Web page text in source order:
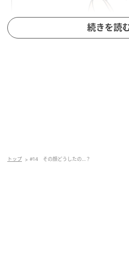
続きを読
トップ #14 その顔どうしたの…？